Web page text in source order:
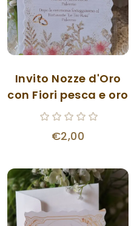
Invito Nozze d'Oro
con Fiori pesca e oro
€2,00